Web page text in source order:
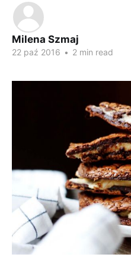
Milena Szmaj
22 paź 2016 • 2 min read